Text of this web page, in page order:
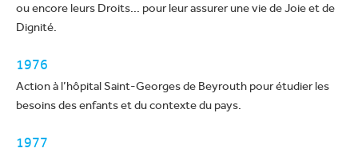
ou encore leurs Droits... pour leur assurer une vie de Joie et de
Dignité.
1976
Action à l’hôpital Saint-Georges de Beyrouth pour étudier les
besoins des enfants et du contexte du pays.
1977